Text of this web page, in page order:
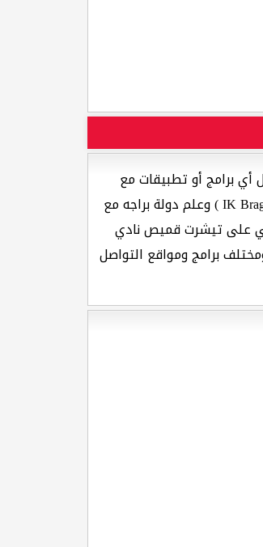
أي برامج أو تطبيقات مع
( IK Brage ) وعلم دولة براجه مع
على تيشرت قميص نادي
برامج ومواقع التواصل